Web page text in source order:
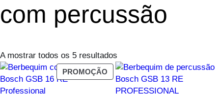
com percussão
A mostrar todos os 5 resultados
PROMOÇÃO PRODUTO
EM
PROMOÇÃO